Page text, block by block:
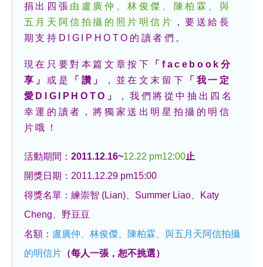
捐出四張 由盧廣仲、林俊傑、陳柏霖、與
五月天阿信拍攝的照片明信片
，要送給長
期支持DIGIPHOTO的讀者們。
現在只要對本篇文章按下
「facebook分
享」 或是 「讚」 ，並在文末留下
「我一定
愛DIGIPHOTO」
，我們將從中抽出四名
幸運的讀者，將獨家送出明星拍攝的明信
片哦！
活動期間： 2011.12.16~12.22 pm12:00止
開獎日期：2011.12.29 pm15:00
得獎名單：練崇智 (Lian)、Summer Liao、Katy
Cheng、野豆豆
名額： 盧廣仲、林俊傑、陳柏霖、與五月天阿信拍攝
的明信片（每人一張，恕不挑選）